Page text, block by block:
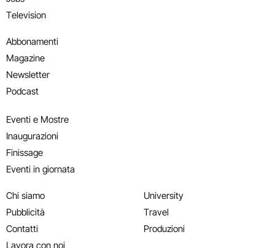
Television
Abbonamenti
Magazine
Newsletter
Podcast
Eventi e Mostre
Inaugurazioni
Finissage
Eventi in giornata
Chi siamo
Pubblicità
Contatti
Lavora con noi
University
Travel
Produzioni